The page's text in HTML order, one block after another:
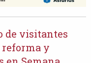
de visitantes
reforma y